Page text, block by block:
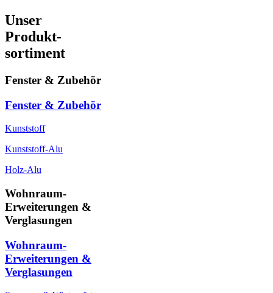
Unser
Produkt-
sortiment
Fenster & Zubehör
Fenster & Zubehör
Kunststoff
Kunststoff-Alu
Holz-Alu
Wohnraum-
Erweiterungen &
Verglasungen
Wohnraum-
Erweiterungen &
Verglasungen